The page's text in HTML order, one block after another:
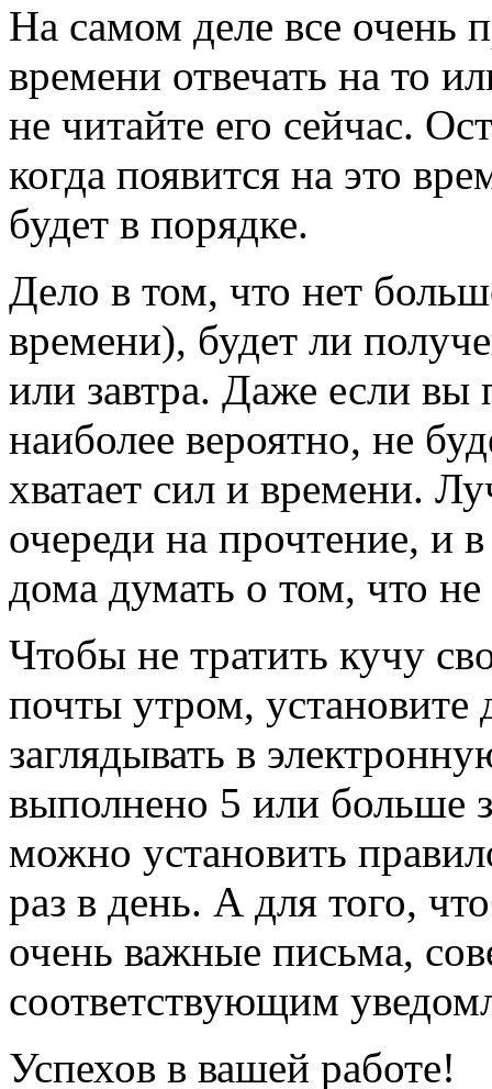
На самом деле все очень
времени отвечать на то
не читайте его сейчас.
когда появится на это
будет в порядке.
Дело в том, что нет
времени), будет ли
или завтра. Даже если вы
наиболее вероятно, не
хватает сил и времени.
очереди на прочтение, и
дома думать о том, что
Чтобы не тратить кучу
почты утром, установите
заглядывать в
выполнено 5 или больше
можно установить
раз в день. А для того,
очень важные письма,
соответствующим
Успехов в вашей работе!